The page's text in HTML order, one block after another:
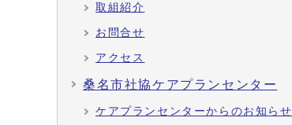
取組紹介
お問合せ
アクセス
桑名市社協ケアプランセンター
ケアプランセンターからのお知らせ